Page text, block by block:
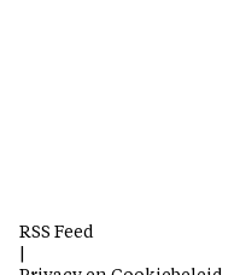
RSS Feed